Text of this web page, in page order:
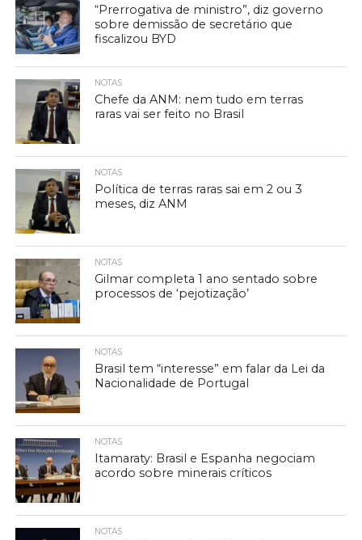
“Prerrogativa de ministro”, diz governo
sobre demissão de secretário que
fiscalizou BYD
NOTAS
Chefe da ANM: nem tudo em terras
raras vai ser feito no Brasil
NOTAS
Política de terras raras sai em 2 ou 3
meses, diz ANM
NOTAS
Gilmar completa 1 ano sentado sobre
processos de ‘pejotização’
NOTAS
Brasil tem “interesse” em falar da Lei da
Nacionalidade de Portugal
NOTAS
Itamaraty: Brasil e Espanha negociam
acordo sobre minerais críticos
NOTAS